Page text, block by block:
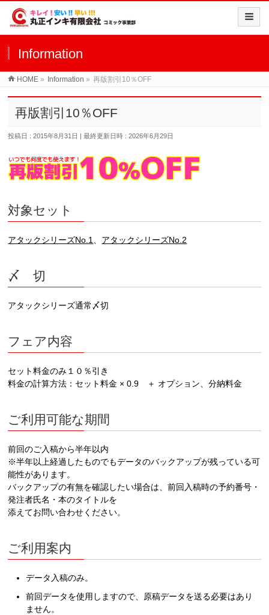
Information
HOME » Information » 再版割引10％OFF
再版割引10％OFF
投稿日 : 2015年8月31日 最終更新日時 : 2026年6月29日
対象セット
アタックシリーズNo.1 アタックシリーズNo.2
〆 切
アタックシリーズ通常〆切
フェア内容
セット料金のみ１０％引き
料金の計算方法：セット料金 × 0.9 ＋ オプション、分納料金
ご利用可能な期間
前回のご入稿から半年以内
※半年以上経過したものでもデータのバックアップが残っている可
能性があります。
バックアップの有無を確認したい場合は、前回入稿時の予約番号・
発注者氏名・本のタイトルを
添えてお問い合わせください。
ご利用案内
データ入稿のみ。
前回データを使用しますので、原稿データを送る必要はあり
ません。